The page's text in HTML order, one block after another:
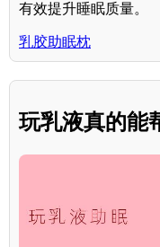
有效提升睡眠质量。
乳胶助眠枕
玩乳液真的能